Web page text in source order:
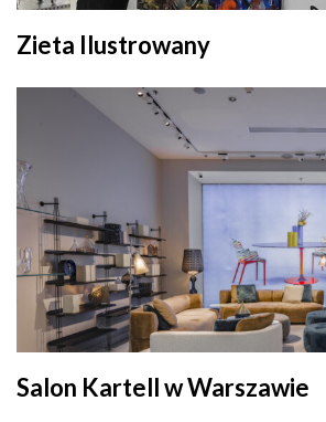
Zieta Ilustrowany
Salon Kartell w Warszawie